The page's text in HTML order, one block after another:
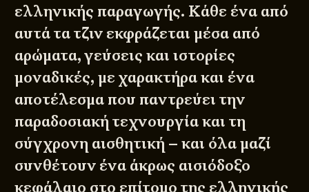
ελληνικής παραγωγής. Κάθε ένα από
αυτά τα τζιν εκφράζεται μέσα από
αρώματα, γεύσεις και ιστορίες
μοναδικές, με χαρακτήρα και ένα
αποτέλεσμα που παντρεύει την
παραδοσιακή τεχνουργία και τη
σύγχρονη αισθητική – και όλα μαζί
συνθέτουν ένα άκρως αισιόδοξο
κεφάλαιο στο επίτομο της ελληνικής